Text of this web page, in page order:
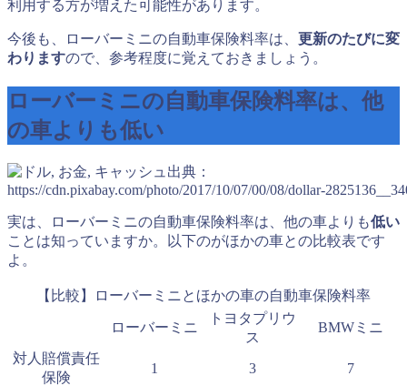
利用する方が増えた可能性があります。
今後も、ローバーミニの自動車保険料率は、 更新のたびに変
わりますので、参考程度に覚えておきましょう。
ローバーミニの自動車保険料率は、他
の車よりも低い
出典：
https://cdn.pixabay.com/photo/2017/10/07/00/08/dollar-
実は、ローバーミニの自動車保険料率は、他の車よりも低い
ことは知っていますか。以下のがほかの車との比較表です
よ。
【比較】ローバーミニとほかの車の自動車保険料率
ローバーミニ
トヨタプリウ
ス
BMWミニ
対人賠償責任
保険
1 3
7